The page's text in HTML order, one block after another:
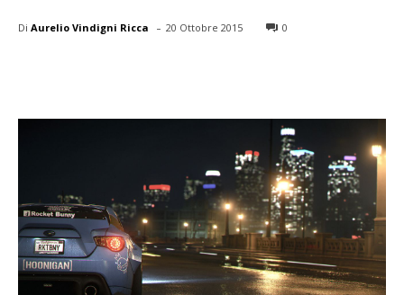
Di Aurelio Vindigni Ricca - 20 Ottobre 2015 0